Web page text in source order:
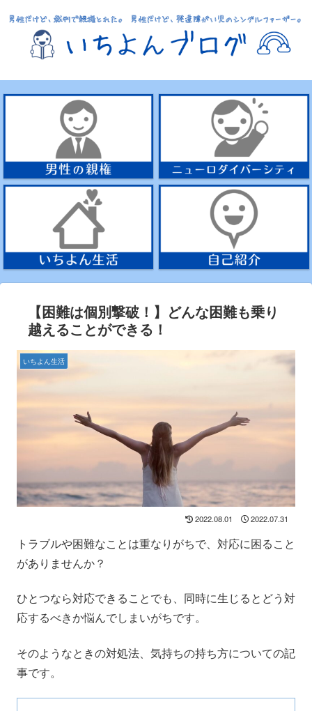
【困難は個別撃破！】どんな困難も乗り
越えることができる！
いちよん生活
2022.08.01 2022.07.31
トラブルや困難なことは重なりがちで、対応に困ること
がありませんか？
ひとつなら対応できることでも、同時に生じるとどう対
応するべきか悩んでしまいがちです。
そのようなときの対処法、気持ちの持ち方についての記
事です。